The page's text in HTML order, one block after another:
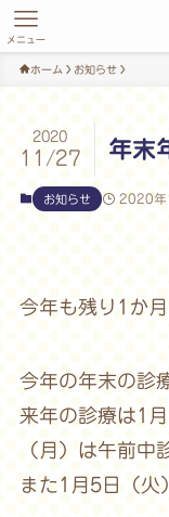
メニュー
ホーム お知らせ
年末
2020
11/27
お知らせ 2020年
今年も残り1か月
今年の年末の診
来年の診療は1
（月）は午前中
また1月5日（火